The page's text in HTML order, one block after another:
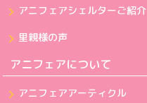
アニフェアシェルターご紹介
里親様の声
アニフェアについて
アニフェアアーティクル